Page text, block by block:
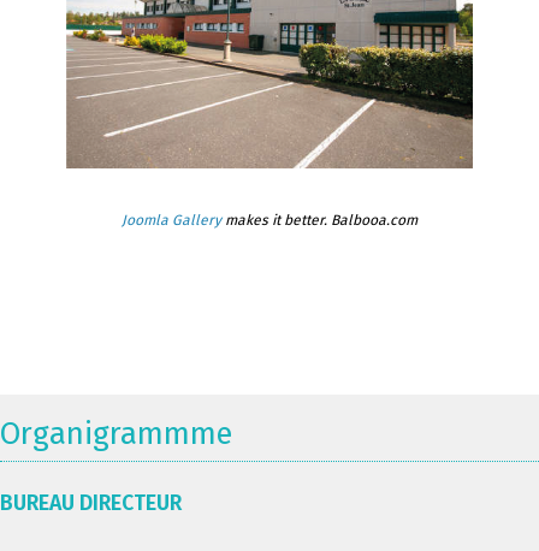
Joomla Gallerymakes it better. Balbooa.com
Organigrammme
BUREAU DIRECTEUR